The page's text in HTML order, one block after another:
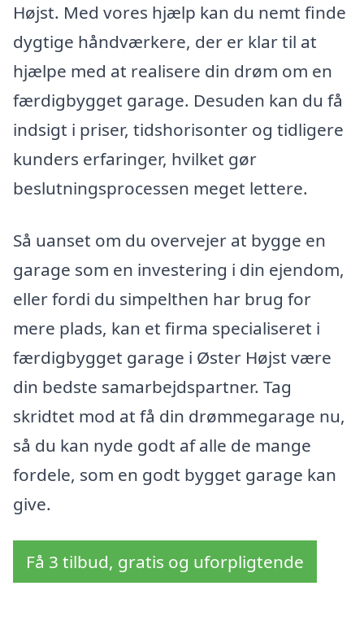
Højst. Med vores hjælp kan du nemt finde
dygtige håndværkere, der er klar til at
hjælpe med at realisere din drøm om en
færdigbygget garage. Desuden kan du få
indsigt i priser, tidshorisonter og tidligere
kunders erfaringer, hvilket gør
beslutningsprocessen meget lettere.
Så uanset om du overvejer at bygge en
garage som en investering i din ejendom,
eller fordi du simpelthen har brug for
mere plads, kan et firma specialiseret i
færdigbygget garage i Øster Højst være
din bedste samarbejdspartner. Tag
skridtet mod at få din drømmegarage nu,
så du kan nyde godt af alle de mange
fordele, som en godt bygget garage kan
give.
Få 3 tilbud, gratis og uforpligtende